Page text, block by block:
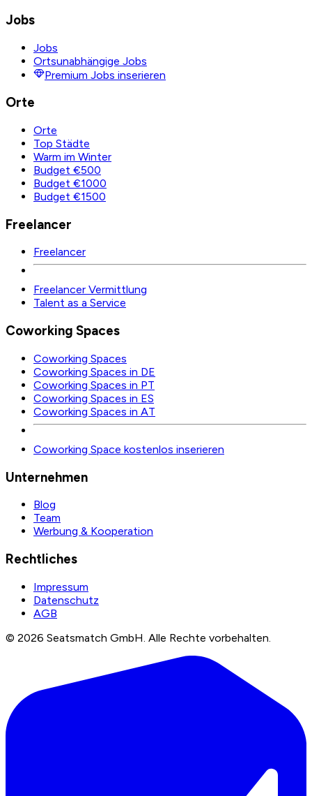
Jobs
Jobs
Ortsunabhängige Jobs
Premium Jobs inserieren
Orte
Orte
Top Städte
Warm im Winter
Budget €500
Budget €1000
Budget €1500
Freelancer
Freelancer
Freelancer Vermittlung
Talent as a Service
Coworking Spaces
Coworking Spaces
Coworking Spaces in DE
Coworking Spaces in PT
Coworking Spaces in ES
Coworking Spaces in AT
Coworking Space kostenlos inserieren
Unternehmen
Blog
Team
Werbung & Kooperation
Rechtliches
Impressum
Datenschutz
AGB
© 2026 Seatsmatch GmbH. Alle Rechte vorbehalten.